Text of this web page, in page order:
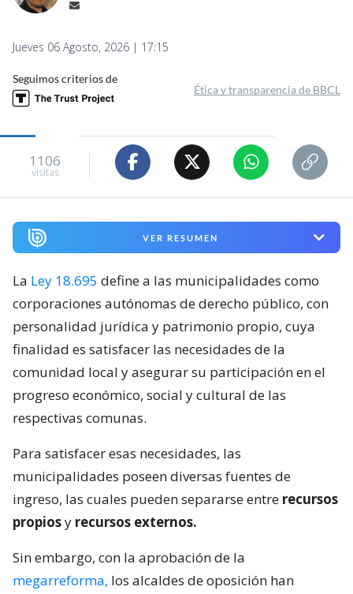
Jueves 06 Agosto, 2026 | 17:15
Seguimos criterios de
Ética y transparencia de BBCL
1106
visitas
VER RESUMEN
La Ley 18.695 define a las municipalidades como
corporaciones autónomas de derecho público, con
personalidad jurídica y patrimonio propio, cuya
finalidad es satisfacer las necesidades de la
comunidad local y asegurar su participación en el
progreso económico, social y cultural de las
respectivas comunas.
Para satisfacer esas necesidades, las
municipalidades poseen diversas fuentes de
ingreso, las cuales pueden separarse entre recursos
propiosy recursos externos.
Sin embargo, con la aprobación de la
megarreforma, los alcaldes de oposición han